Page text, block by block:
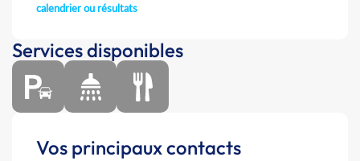
calendrier ou résultats
Services disponibles
Vos principaux contacts